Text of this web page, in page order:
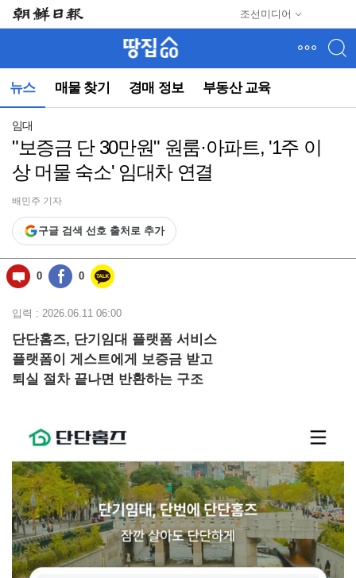
조선미디어
뉴스 매물 찾기 경매 정보 부동산 교육
뉴
(컨
동)
임대
"보증금 단 30만원" 원룸·아파트, '1주 이
상 머물 숙소' 임대차 연결
배민주 기자
구글 검색 선호 출처로 추가
0 0
입력 : 2026.06.11 06:00
단단홈즈, 단기임대 플랫폼 서비스
플랫폼이 게스트에게 보증금 받고
퇴실 절차 끝나면 반환하는 구조